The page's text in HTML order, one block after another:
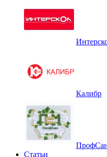
Калибр
Статьи